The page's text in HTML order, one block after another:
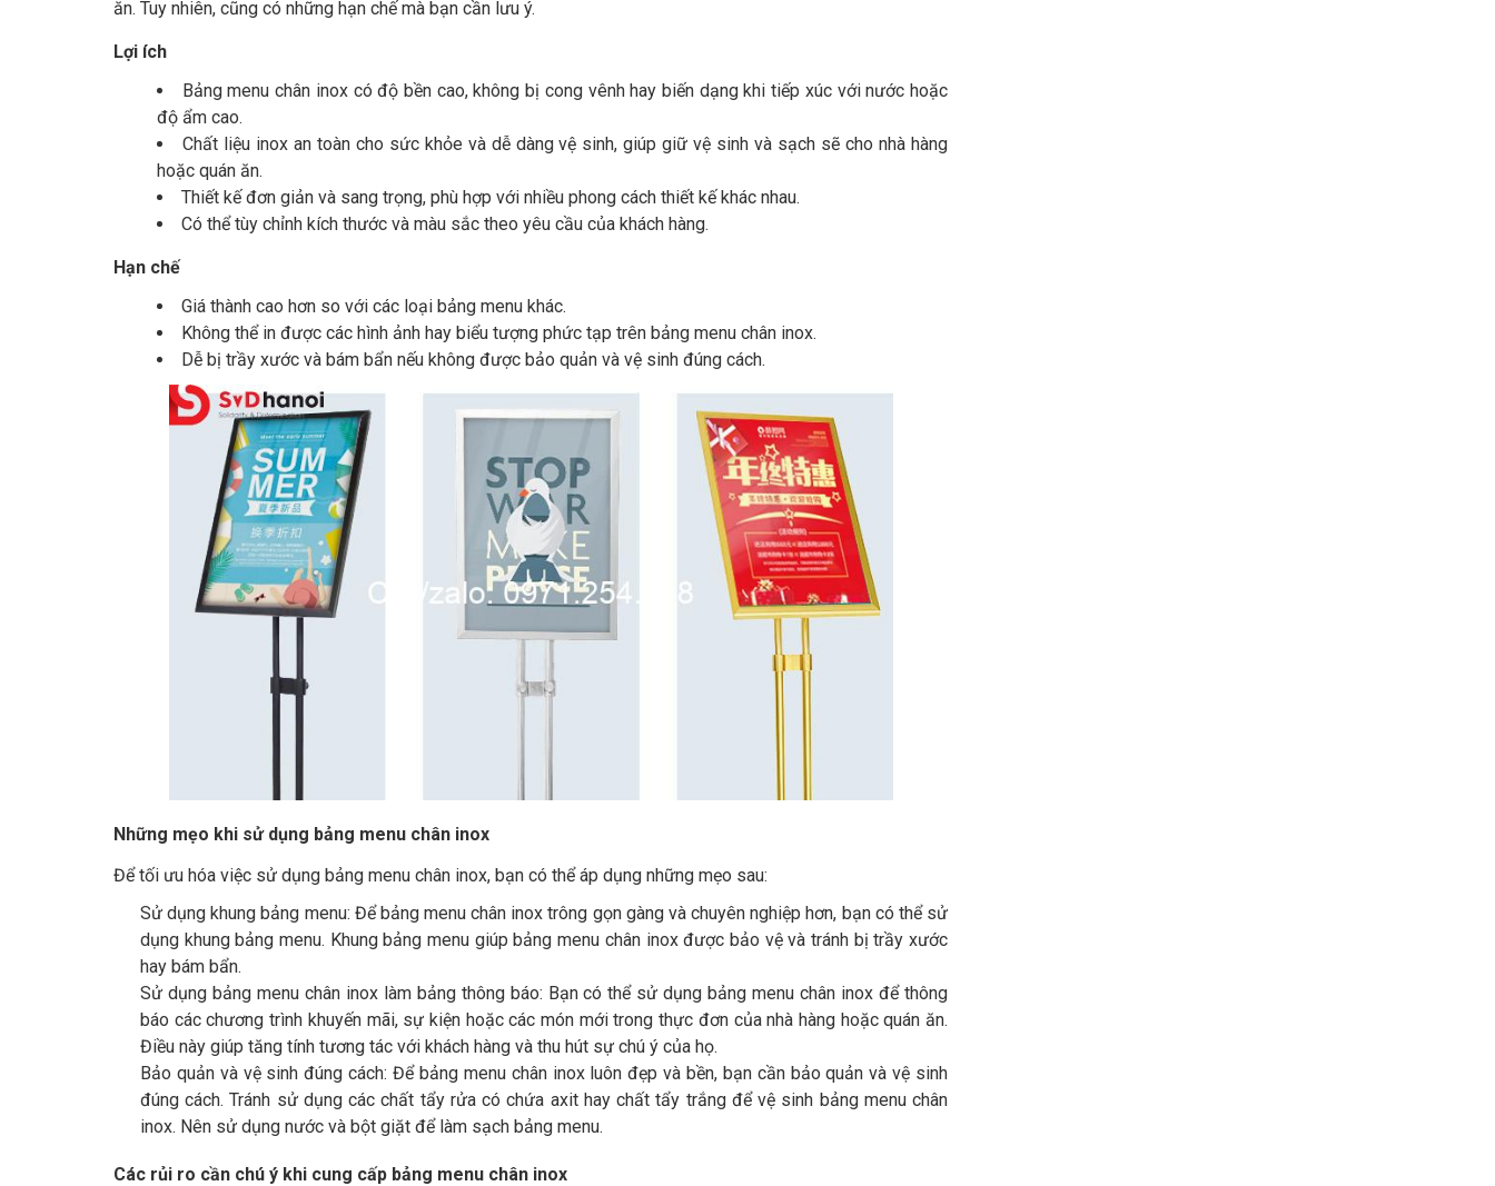
ăn. Tuy nhiên, cũng có những hạn chế mà bạn cần lưu ý.
Lợi ích
Bảng menu chân inox có độ bền cao, không bị cong vênh hay biến dạng khi tiếp xúc với nước hoặc
độ ẩm cao.
Chất liệu inox an toàn cho sức khỏe và dễ dàng vệ sinh, giúp giữ vệ sinh và sạch sẽ cho nhà hàng
hoặc quán ăn.
Thiết kế đơn giản và sang trọng, phù hợp với nhiều phong cách thiết kế khác nhau.
Có thể tùy chỉnh kích thước và màu sắc theo yêu cầu của khách hàng.
Hạn chế
Giá thành cao hơn so với các loại bảng menu khác.
Không thể in được các hình ảnh hay biểu tượng phức tạp trên bảng menu chân inox.
Dễ bị trầy xước và bám bẩn nếu không được bảo quản và vệ sinh đúng cách.
Những mẹo khi sử dụng bảng menu chân inox
Để tối ưu hóa việc sử dụng bảng menu chân inox, bạn có thể áp dụng những mẹo sau:
Sử dụng khung bảng menu: Để bảng menu chân inox trông gọn gàng và chuyên nghiệp hơn, bạn có thể sử
dụng khung bảng menu. Khung bảng menu giúp bảng menu chân inox được bảo vệ và tránh bị trầy xước
hay bám bẩn.
Sử dụng bảng menu chân inox làm bảng thông báo: Bạn có thể sử dụng bảng menu chân inox để thông
báo các chương trình khuyến mãi, sự kiện hoặc các món mới trong thực đơn của nhà hàng hoặc quán ăn.
Điều này giúp tăng tính tương tác với khách hàng và thu hút sự chú ý của họ.
Bảo quản và vệ sinh đúng cách: Để bảng menu chân inox luôn đẹp và bền, bạn cần bảo quản và vệ sinh
đúng cách. Tránh sử dụng các chất tẩy rửa có chứa axit hay chất tẩy trắng để vệ sinh bảng menu chân
inox. Nên sử dụng nước và bột giặt để làm sạch bảng menu.
Các rủi ro cần chú ý khi cung cấp bảng menu chân inox